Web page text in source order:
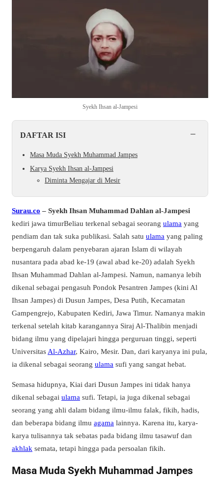
Syekh Ihsan al-Jampesi
DAFTAR ISI −
Masa Muda Syekh Muhammad Jampes
Karya Syekh Ihsan al-Jampesi
Diminta Mengajar di Mesir
Surau.co – Syekh Ihsan Muhammad Dahlan al-Jampesi
kediri jawa timurBeliau terkenal sebagai seorang ulama yang
pendiam dan tak suka publikasi. Salah satu ulama yang paling
berpengaruh dalam penyebaran ajaran Islam di wilayah
nusantara pada abad ke-19 (awal abad ke-20) adalah Syekh
Ihsan Muhammad Dahlan al-Jampesi. Namun, namanya lebih
dikenal sebagai pengasuh Pondok Pesantren Jampes (kini Al
Ihsan Jampes) di Dusun Jampes, Desa Putih, Kecamatan
Gampengrejo, Kabupaten Kediri, Jawa Timur. Namanya makin
terkenal setelah kitab karangannya Siraj Al-Thalibin menjadi
bidang ilmu yang dipelajari hingga perguruan tinggi, seperti
Universitas Al-Azhar, Kairo, Mesir. Dan, dari karyanya ini pula,
ia dikenal sebagai seorang ulama sufi yang sangat hebat.
Semasa hidupnya, Kiai dari Dusun Jampes ini tidak hanya
dikenal sebagai ulama sufi. Tetapi, ia juga dikenal sebagai
seorang yang ahli dalam bidang ilmu-ilmu falak, fikih, hadis,
dan beberapa bidang ilmu agama lainnya. Karena itu, karya-
karya tulisannya tak sebatas pada bidang ilmu tasawuf dan
akhlak semata, tetapi hingga pada persoalan fikih.
Masa Muda Syekh Muhammad Jampes